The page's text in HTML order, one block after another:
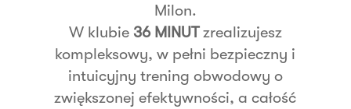
Milon.
W klubie 36 MINUTzrealizujesz
kompleksowy, w pełni bezpieczny i
intuicyjny trening obwodowy o
zwiększonej efektywności, a całość